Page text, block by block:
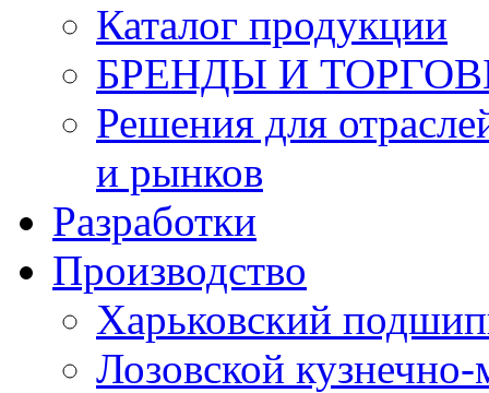
Каталог продукции
БРЕНДЫ И
Решения для
и рынков
Разработки
Производство
Харьковский
Лозовской